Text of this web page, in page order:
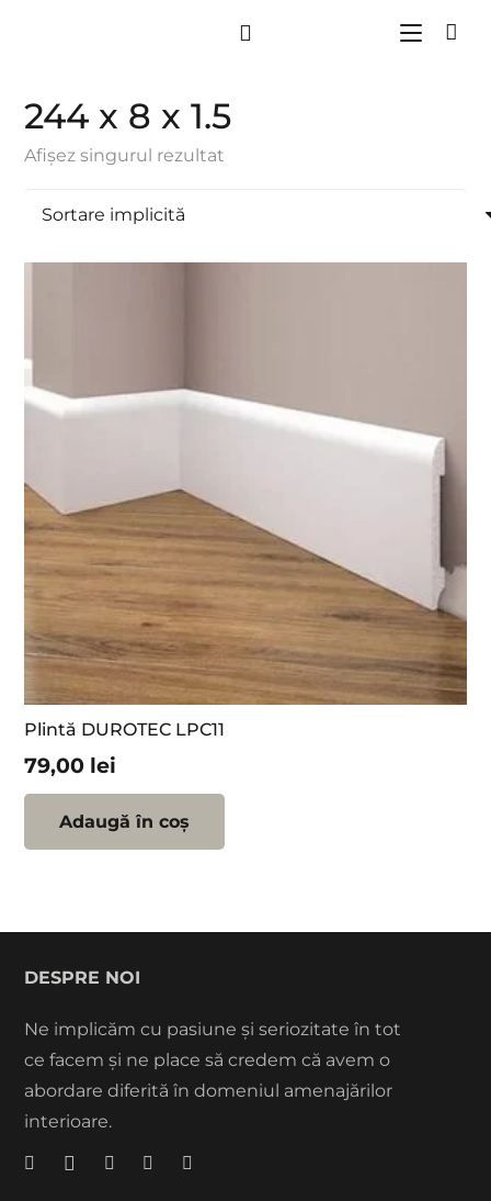
244 x 8 x 1.5
Afișez singurul rezultat
Plintă DUROTEC LPC11
79,00 lei
Adaugă în coș
DESPRE NOI
Ne implicăm cu pasiune și seriozitate în tot
ce facem și ne place să credem că avem o
abordare diferită în domeniul amenajărilor
interioare.